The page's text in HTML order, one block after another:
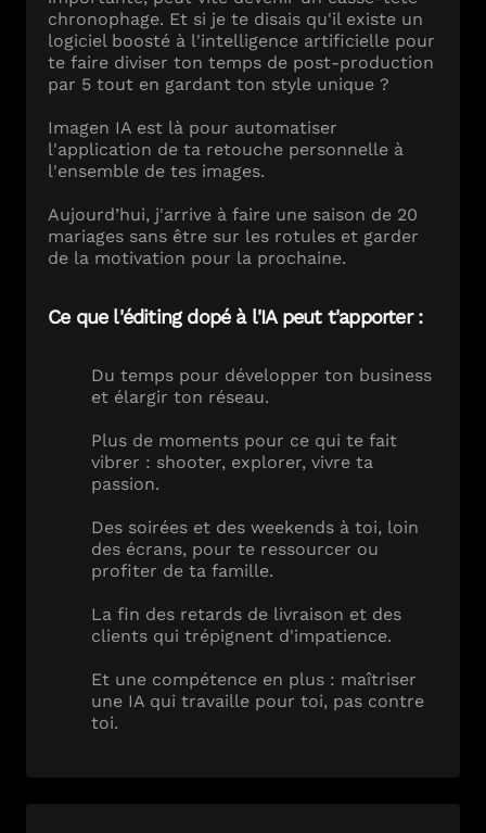
chronophage. Et si je te disais qu'il existe un
logiciel boosté à l'intelligence artificielle pour
te faire diviser ton temps de post-production
par 5 tout en gardant ton style unique ?
Imagen IA est là pour automatiser
l'application de ta retouche personnelle à
l'ensemble de tes images.
Aujourd’hui, j'arrive à faire une saison de 20
mariages sans être sur les rotules et garder
de la motivation pour la prochaine.
Ce que l'éditing dopé à l'IA peut t'apporter :
Du temps pour développer ton business
et élargir ton réseau.
Plus de moments pour ce qui te fait
vibrer : shooter, explorer, vivre ta
passion.
Des soirées et des weekends à toi, loin
des écrans, pour te ressourcer ou
profiter de ta famille.
La fin des retards de livraison et des
clients qui trépignent d'impatience.
Et une compétence en plus : maîtriser
une IA qui travaille pour toi, pas contre
toi.